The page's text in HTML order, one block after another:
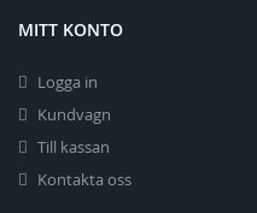
MITT KONTO
Logga in
Kundvagn
Till kassan
Kontakta oss